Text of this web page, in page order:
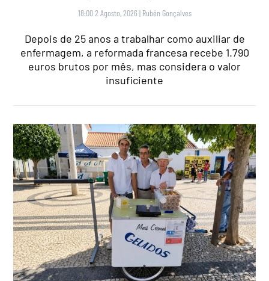
18:00 2 Agosto, 2026 | Rubén Gonçalves
Depois de 25 anos a trabalhar como auxiliar de
enfermagem, a reformada francesa recebe 1.790
euros brutos por mês, mas considera o valor
insuficiente